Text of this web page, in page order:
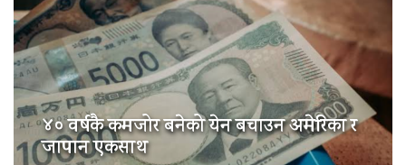
४० वर्षकै कमजोर बनेको येन बचाउन अमेरिका र
जापान एकसाथ